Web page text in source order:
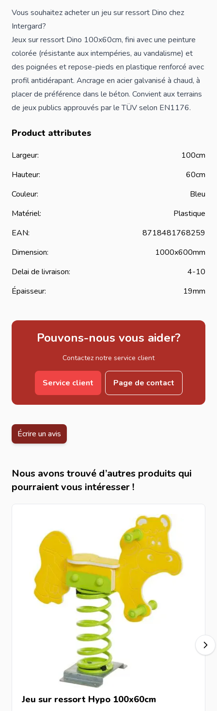
Vous souhaitez acheter un jeu sur ressort Dino chez
Intergard?
Jeux sur ressort Dino 100x60cm, fini avec une peinture
colorée (résistante aux intempéries, au vandalisme) et
des poignées et repose-pieds en plastique renforcé avec
profil antidérapant. Ancrage en acier galvanisé à chaud, à
placer de préférence dans le béton. Convient aux terrains
de jeux publics approuvés par le TÜV selon EN1176.
Product attributes
Largeur:
100cm
Hauteur:
60cm
Couleur:
Bleu
Matériel:
Plastique
EAN:
8718481768259
Dimension:
1000x600mm
Delai de livraison:
4-10
Épaisseur:
19mm
Pouvons-nous vous aider?
Contactez notre service client
Service client Page de contact
Écrire un avis
Nous avons trouvé d’autres produits qui
pourraient vous intéresser !
Jeu sur ressort Hypo 100x60cm